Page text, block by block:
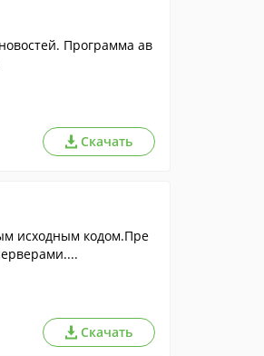
Программа ав
Скачать
исходным кодом.Пре
Скачать